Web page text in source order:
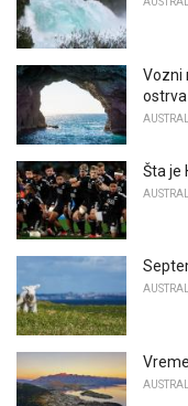
Vozni
ostrva
Šta je